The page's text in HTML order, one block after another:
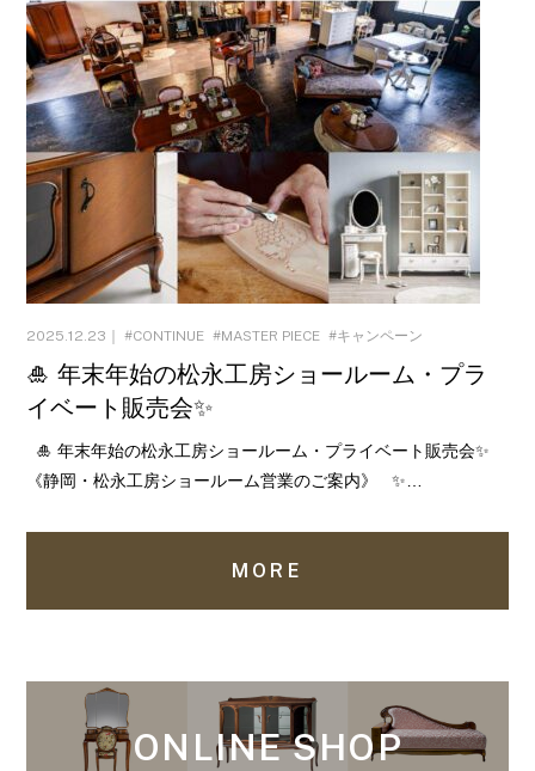
2025.12.23｜ CONTINUE MASTER PIECE キャンペーン
🎍 年末年始の松永工房ショールーム・プラ
イベート販売会✨
🎍 年末年始の松永工房ショールーム・プライベート販売会✨
《静岡・松永工房ショールーム営業のご案内》 ✨…
MORE
ONLINE SHOP